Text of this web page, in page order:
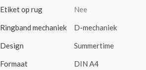
Etiket op rug Nee
Ringband mechaniek D-mechaniek
Design Summertime
Formaat DIN A4